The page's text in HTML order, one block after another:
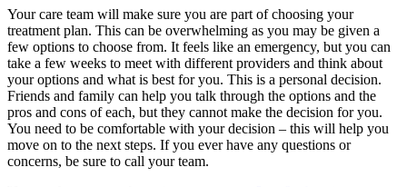
Your care team will make sure you are part of choosing your
treatment plan. This can be overwhelming as you may be given a
few options to choose from. It feels like an emergency, but you can
take a few weeks to meet with different providers and think about
your options and what is best for you. This is a personal decision.
Friends and family can help you talk through the options and the
pros and cons of each, but they cannot make the decision for you.
You need to be comfortable with your decision – this will help you
move on to the next steps. If you ever have any questions or
concerns, be sure to call your team.